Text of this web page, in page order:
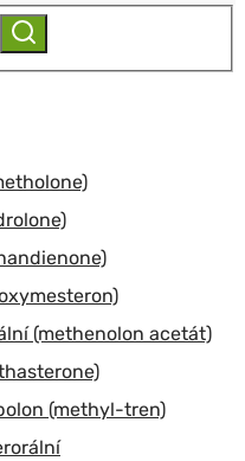
Hledat
(methenolon acetát)
(methyl-tren)